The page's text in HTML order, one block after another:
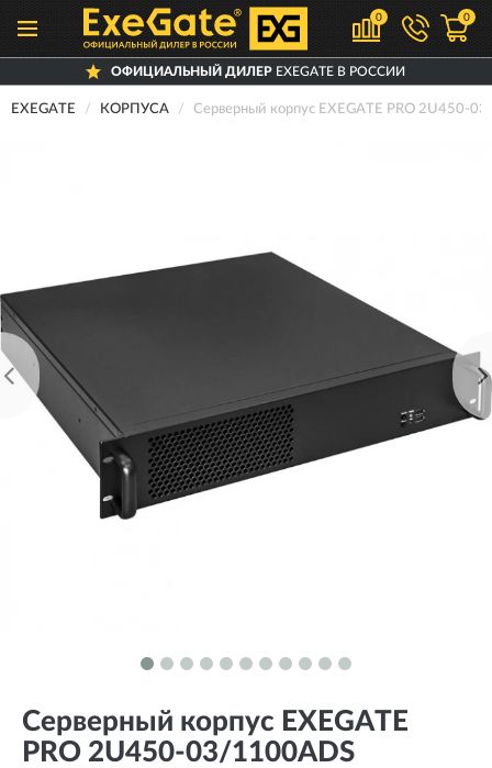
0 0
ОФИЦИАЛЬНЫЙ ДИЛЕРEXEGATE В РОССИИ
EXEGATE КОРПУСА Серверный корпус EXEGATE PRO 2U450-
Серверный корпус EXEGATE
PRO 2U450-03/1100ADS